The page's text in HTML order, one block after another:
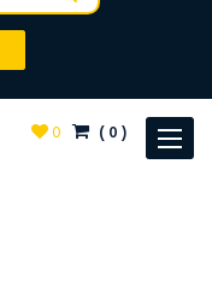
Toggle
0 (0)